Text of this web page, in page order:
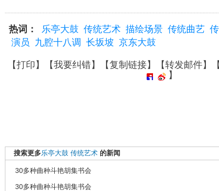
热词： 乐亭大鼓 传统艺术 描绘场景 传统曲艺
演员
九腔十八调 长坂坡 京东大鼓
【打印】【我要纠错】【复制链接】【转发邮件】
】
搜索更多乐亭大鼓 传统艺术 的新闻
30多种曲种斗艳胡集书会
30多种曲种斗艳胡集书会